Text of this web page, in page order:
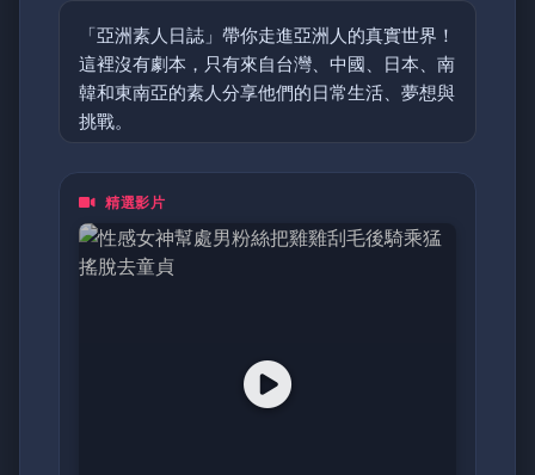
「亞洲素人日誌」帶你走進亞洲人的真實世界！
這裡沒有劇本，只有來自台灣、中國、日本、南
韓和東南亞的素人分享他們的日常生活、夢想與
挑戰。
從鄉村的簡單快樂到都市的忙碌節奏，每支影片
都是一頁動人的日記。加入我們，探索亞洲最真
摯的面貌！
精選影片